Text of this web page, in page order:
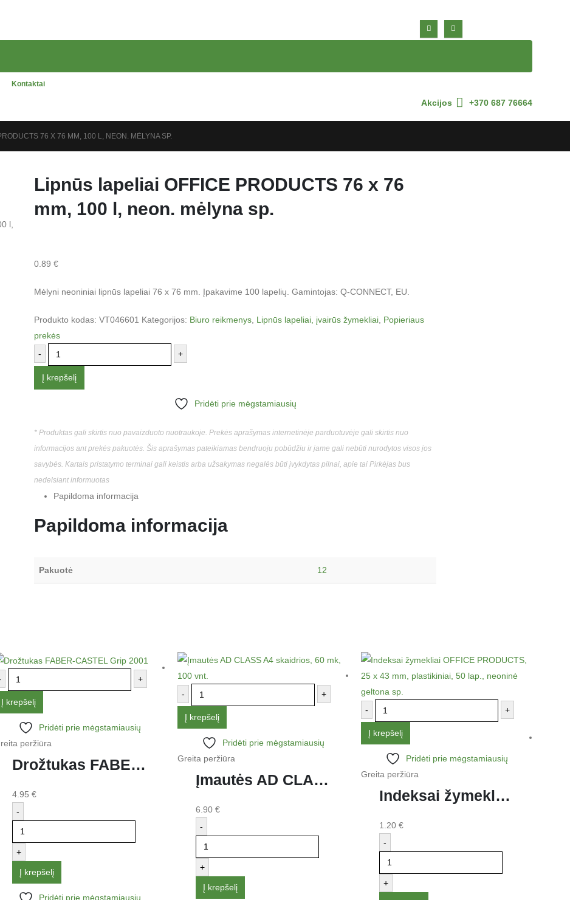
Kontaktai
Akcijos +370 687 76664
76 X 76 MM, 100 L, NEON. MĖLYNA SP.
Lipnūs lapeliai OFFICE PRODUCTS 76 x 76
mm, 100 l, neon. mėlyna sp.
0.89 €
Mėlyni neoniniai lipnūs lapeliai 76 x 76 mm. Įpakavime 100 lapelių. Gamintojas: Q-CONNECT, EU.
Produkto kodas: VT046601 Kategorijos: Biuro reikmenys Lipnūs lapeliai, įvairūs žymekliai Popieriaus
prekės
-
+
Į krepšelį
Pridėti prie mėgstamiausių
* Produktas gali skirtis nuo pavaizduoto nuotraukoje. Prekės aprašymas internetinėje parduotuvėje gali skirtis nuo
informacijos ant prekės pakuotės. Šis aprašymas pateikiamas bendruoju pobūdžiu ir jame gali nebūti nurodytos visos jos
savybės. Kartais pristatymo terminai gali keistis arba užsakymas negalės būti įvykdytas pilnai, apie tai Pirkėjas bus
nedelsiant informuotas
Papildoma informacija
Papildoma informacija
Pakuotė 12
+
Į krepšelį
Pridėti prie mėgstamiausių
peržiūra
Drožtukas FABER-CASTEL Grip 2001
4.95 €
-
+
Į krepšelį
Pridėti prie mėgstamiausių
- +
Į krepšelį
Pridėti prie mėgstamiausių
Greita peržiūra
Įmautės AD CLASS A4 skaidrios, 60 mk, 100 vnt.
6.90 €
-
+
Į krepšelį
- +
Į krepšelį
Pridėti prie mėgstamiausių
Greita peržiūra
Indeksai žymekliai OFFICE PRODUCTS, 25 x 43 mm, plastikiniai, 50 lap., neoninė geltona sp.
1.20 €
-
+